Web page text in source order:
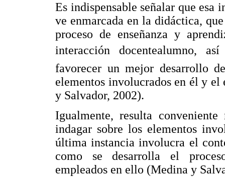
Es indispensable señalar que esa
ve enmarcada en la didáctica,
proceso de enseñanza y
interacción docentealumno,
favorecer un mejor desarrollo
elementos involucrados en él y
y Salvador, 2002).
Igualmente, resulta
indagar sobre los elementos
última instancia involucra el
como se desarrolla el
empleados en ello (Medina y